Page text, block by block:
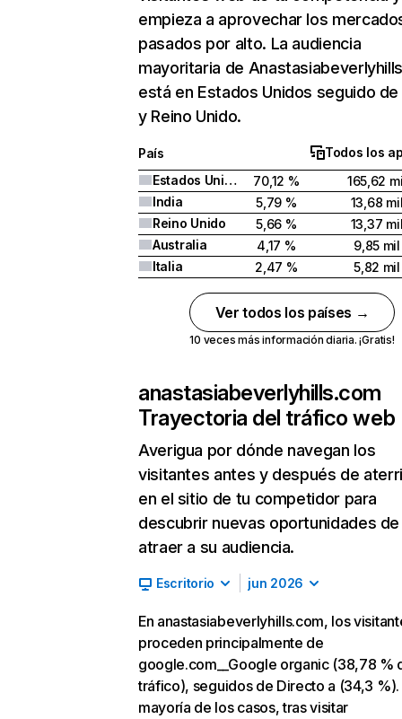
empieza a aprovechar los
pasados por alto. La audiencia
mayoritaria de
está en Estados Unidos seguido de
y Reino Unido.
País
Todos los
Estados Unidos
70,12 %
165,62
India
5,79 %
13,68
Reino Unido
5,66 %
13,37
Australia
4,17 %
9,85 mil
Italia
2,47 % 5,82 mil
Ver todos los países →
10 veces más información diaria. ¡Gratis!
anastasiabeverlyhills.com
Trayectoria del tráfico web
Averigua por dónde navegan los
visitantes antes y después de
en el sitio de tu competidor para
descubrir nuevas oportunidades de
atraer a su audiencia.
Escritorio jun 2026
En anastasiabeverlyhills.com, los
proceden principalmente de
google.com__Google organic (38,78 %
tráfico), seguidos de Directo a (34,3 %).
mayoría de los casos, tras visitar